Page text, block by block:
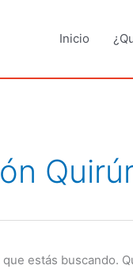
Inicio
estás buscando.